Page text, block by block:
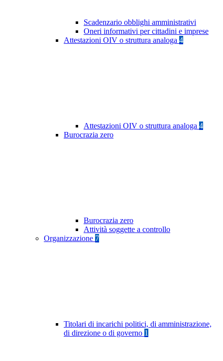
Scadenzario obblighi amministrativi
Oneri informativi per cittadini e imprese
Attestazioni OIV o struttura analoga 4
Attestazioni OIV o struttura analoga 4
Burocrazia zero
Burocrazia zero
Attività soggette a controllo
Organizzazione 7
Titolari di incarichi politici, di amministrazione,
di direzione o di governo 1